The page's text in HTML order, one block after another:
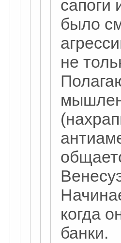
сапоги
было
не
когда
банки.